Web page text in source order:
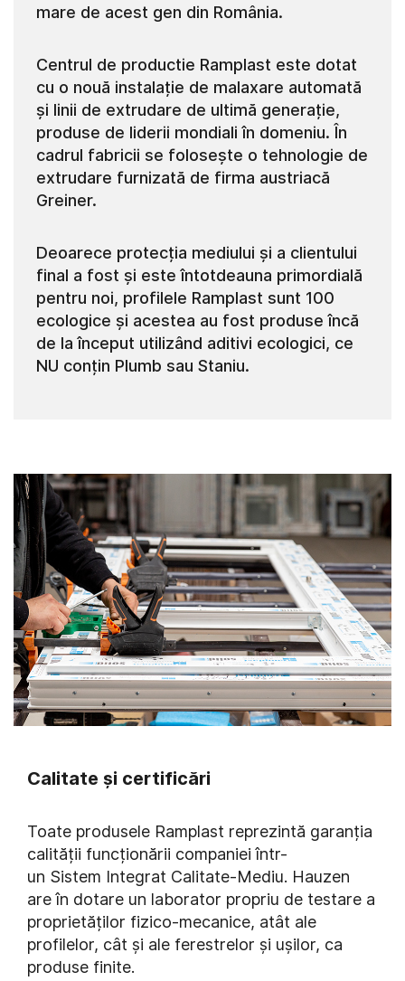
mare de acest gen din România.
Centrul de productie Ramplast este dotat
cu o nouă instalație de malaxare automată
și linii de extrudare de ultimă generație,
produse de liderii mondiali în domeniu. În
cadrul fabricii se folosește o tehnologie de
extrudare furnizată de firma austriacă
Greiner.
Deoarece protecția mediului și a clientului
final a fost și este întotdeauna primordială
pentru noi, profilele Ramplast sunt 100
ecologice și acestea au fost produse încă
de la început utilizând aditivi ecologici, ce
NU conțin Plumb sau Staniu.
Calitate și certificări
Toate produsele Ramplast reprezintă garanția
calității funcționării companiei într-
un Sistem Integrat Calitate-Mediu. Hauzen
are în dotare un laborator propriu de testare a
proprietăților fizico-mecanice, atât ale
profilelor, cât și ale ferestrelor și ușilor, ca
produse finite.